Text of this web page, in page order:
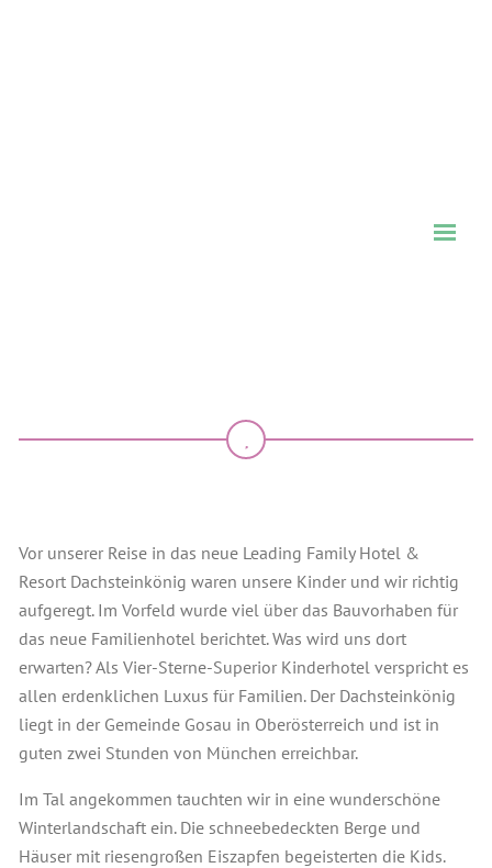
Vor unserer Reise in das neue Leading Family Hotel &
Resort Dachsteinkönig waren unsere Kinder und wir richtig
aufgeregt. Im Vorfeld wurde viel über das Bauvorhaben für
das neue Familienhotel berichtet. Was wird uns dort
erwarten? Als Vier-Sterne-Superior Kinderhotel verspricht es
allen erdenklichen Luxus für Familien. Der Dachsteinkönig
liegt in der Gemeinde Gosau in Oberösterreich und ist in
guten zwei Stunden von München erreichbar.
Im Tal angekommen tauchten wir in eine wunderschöne
Winterlandschaft ein. Die schneebedeckten Berge und
Häuser mit riesengroßen Eiszapfen begeisterten die Kids.